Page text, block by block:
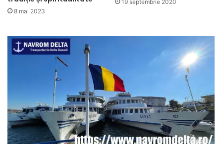
8 mai 2023
19 septembrie 2020